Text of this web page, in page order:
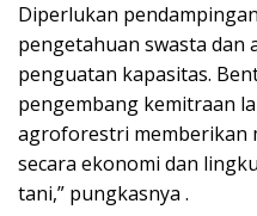
Diperlukan
pengetahuan swasta dan
penguatan kapasitas.
pengembang kemitraan
agroforestri memberikan
secara ekonomi dan
tani,” pungkasnya .